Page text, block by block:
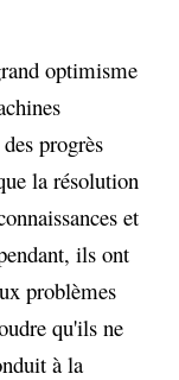
optimisme
progrès
la résolution
et
ils ont
problèmes
qu'ils ne
à la